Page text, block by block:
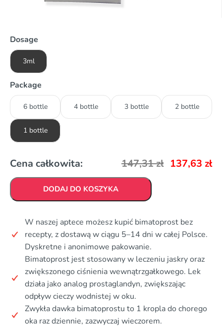
Dosage
3ml
Package
6 bottle 4 bottle 3 bottle 2 bottle
1 bottle
Cena całkowita: 147,31zł 137,63 zł
DODAJ DO KOSZYKA
W naszej aptece możesz kupić bimatoprost bez
recepty, z dostawą w ciągu 5–14 dni w całej Polsce.
Dyskretne i anonimowe pakowanie.
Bimatoprost jest stosowany w leczeniu jaskry oraz
zwiększonego ciśnienia wewnątrzgałkowego. Lek
działa jako analog prostaglandyn, zwiększając
odpływ cieczy wodnistej w oku.
Zwykła dawka bimatoprostu to 1 kropla do chorego
oka raz dziennie, zazwyczaj wieczorem.